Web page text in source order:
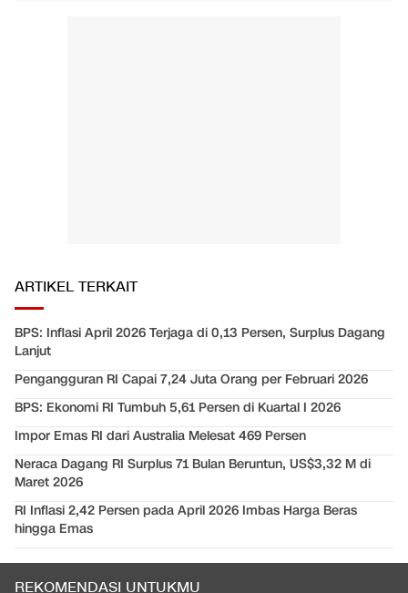
ARTIKEL TERKAIT
BPS: Inflasi April 2026 Terjaga di 0,13 Persen, Surplus Dagang
Lanjut
Pengangguran RI Capai 7,24 Juta Orang per Februari 2026
BPS: Ekonomi RI Tumbuh 5,61 Persen di Kuartal I 2026
Impor Emas RI dari Australia Melesat 469 Persen
Neraca Dagang RI Surplus 71 Bulan Beruntun, US$3,32 M di
Maret 2026
RI Inflasi 2,42 Persen pada April 2026 Imbas Harga Beras
hingga Emas
REKOMENDASI UNTUKMU